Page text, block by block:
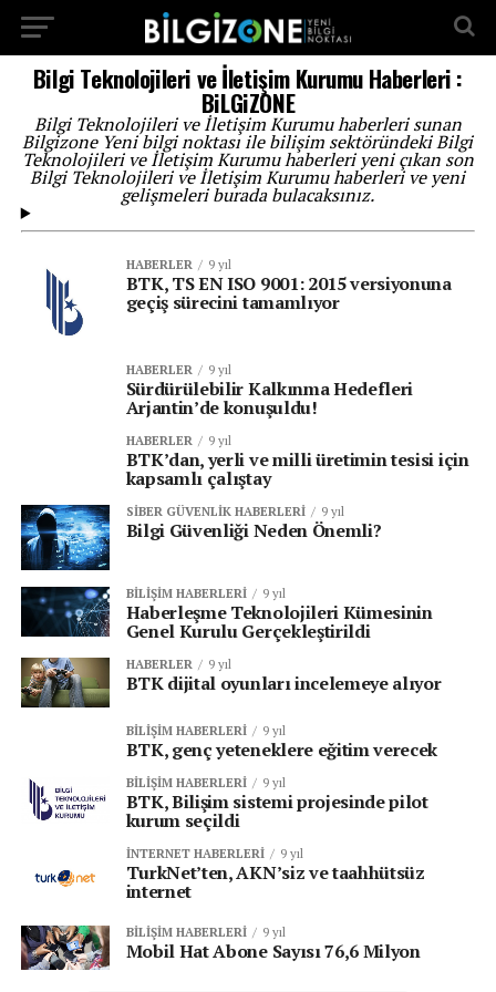
Bilgi Teknolojileri ve İletişim Kurumu Haberleri :
BiLGiZONE
Bilgi Teknolojileri ve İletişim Kurumu haberleri sunan
Bilgizone Yeni bilgi noktası ile bilişim sektöründeki Bilgi
Teknolojileri ve İletişim Kurumu haberleri yeni çıkan son
Bilgi Teknolojileri ve İletişim Kurumu haberleri ve yeni
gelişmeleri burada bulacaksınız.
HABERLER 9 yıl
BTK, TS EN ISO 9001: 2015 versiyonuna
geçiş sürecini tamamlıyor
HABERLER 9 yıl
Sürdürülebilir Kalkınma Hedefleri
Arjantin’de konuşuldu!
HABERLER 9 yıl
BTK’dan, yerli ve milli üretimin tesisi için
kapsamlı çalıştay
SIBER GÜVENLIK HABERLERI 9 yıl
Bilgi Güvenliği Neden Önemli?
BILIŞIM HABERLERI 9 yıl
Haberleşme Teknolojileri Kümesinin
Genel Kurulu Gerçekleştirildi
HABERLER 9 yıl
BTK dijital oyunları incelemeye alıyor
BILIŞIM HABERLERI 9 yıl
BTK, genç yeteneklere eğitim verecek
BILIŞIM HABERLERI 9 yıl
BTK, Bilişim sistemi projesinde pilot
kurum seçildi
İNTERNET HABERLERI 9 yıl
TurkNet’ten, AKN’siz ve taahhütsüz
internet
BILIŞIM HABERLERI 9 yıl
Mobil Hat Abone Sayısı 76,6 Milyon